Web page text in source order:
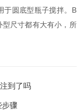
于圆底型瓶子搅拌。B
尺寸都有大有小，所
到了吗
步骤